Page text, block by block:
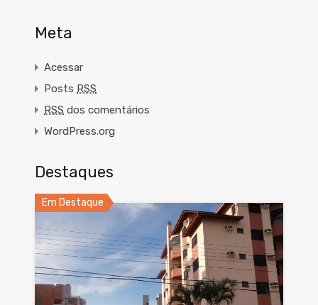
Meta
Acessar
Posts RSS
RSS dos comentários
WordPress.org
Destaques
Em Destaque